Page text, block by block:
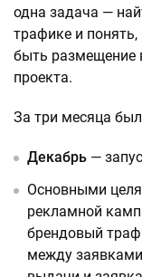
одна задача —
трафике и
быть размещение
проекта.
За три месяца
Декабрь —
Основными
рекламной
брендовый
между